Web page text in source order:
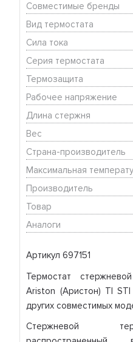
Артикул 697151
Термостат
Ariston (Аристон) TI
других совместимых
Стержневой
Совместимые бренды
Вид термостата
Сила тока
Серия термостата
Термозащита
Рабочее напряжение
Длина стержня
Вес
Страна-производитель
Максимальная
Производитель
Товар
Аналоги